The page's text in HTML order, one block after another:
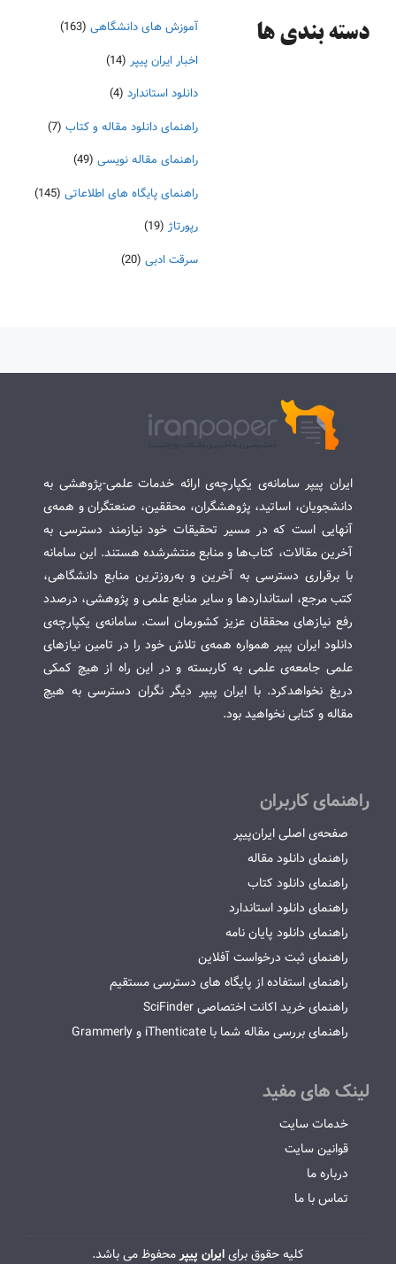
دسته‌ بندی ها آموزش های دانشگاهی (163)
اخبار ایران پیپر (14)
دانلود استاندارد (4)
راهنمای دانلود مقاله و کتاب (7)
راهنمای مقاله نویسی (49)
راهنمای پایگاه های اطلاعاتی (145)
رپورتاژ (19)
سرقت ادبی (20)
ایران پیپر سامانه‌ی یکپارچه‌ی ارائه خدمات علمی-پژوهشی به
دانشجویان، اساتید، پژوهشگران، محققین، صنعتگران و همه‌ی
آنهایی است که در مسیر تحقیقات خود نیازمند دسترسی به
آخرین مقالات، کتاب‌ها و منابع منتشرشده هستند. این سامانه
با برقراری دسترسی به آخرین و به‌روزترین منابع دانشگاهی،
کتب مرجع، استانداردها و سایر منابع علمی و پژوهشی، درصدد
رفع نیازهای محققان عزیز کشورمان است. سامانه‌ی یکپارچه‌ی
دانلود ایران پیپر همواره همه‌ی تلاش خود را در تامین نیازهای
علمی جامعه‌ی علمی به کاربسته و در این راه از هیچ کمکی
دریغ نخواهدکرد. با ایران پیپر دیگر نگران دسترسی به هیچ
مقاله و کتابی نخواهید بود.
راهنمای کاربران
صفحه‌ی اصلی ایران‌پیپر
راهنمای دانلود مقاله
راهنمای دانلود کتاب
راهنمای دانلود استاندارد
راهنمای دانلود پایان نامه
راهنمای ثبت درخواست آفلاین
راهنمای استفاده از پایگاه های دسترسی مستقیم
راهنمای خرید اکانت اختصاصی SciFinder
راهنمای بررسی مقاله شما با iThenticate و Grammerly
لینک های مفید
خدمات سایت
قوانین سایت
درباره ما
تماس با ما
کلیه حقوق برایایران پیپرمحفوظ می باشد.